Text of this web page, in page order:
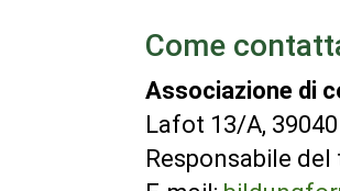
Come
Associazione di
Lafot 13/A,
Responsabile